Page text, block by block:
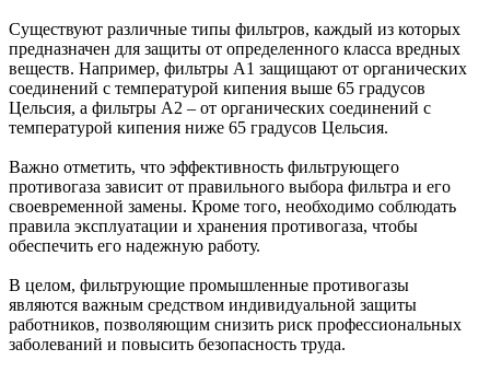
Существуют различные типы фильтров, каждый из которых
предназначен для защиты от определенного класса вредных
веществ. Например, фильтры A1 защищают от органических
соединений с температурой кипения выше 65 градусов
Цельсия, а фильтры A2 – от органических соединений с
температурой кипения ниже 65 градусов Цельсия.
Важно отметить, что эффективность фильтрующего
противогаза зависит от правильного выбора фильтра и его
своевременной замены. Кроме того, необходимо соблюдать
правила эксплуатации и хранения противогаза, чтобы
обеспечить его надежную работу.
В целом, фильтрующие промышленные противогазы
являются важным средством индивидуальной защиты
работников, позволяющим снизить риск профессиональных
заболеваний и повысить безопасность труда.